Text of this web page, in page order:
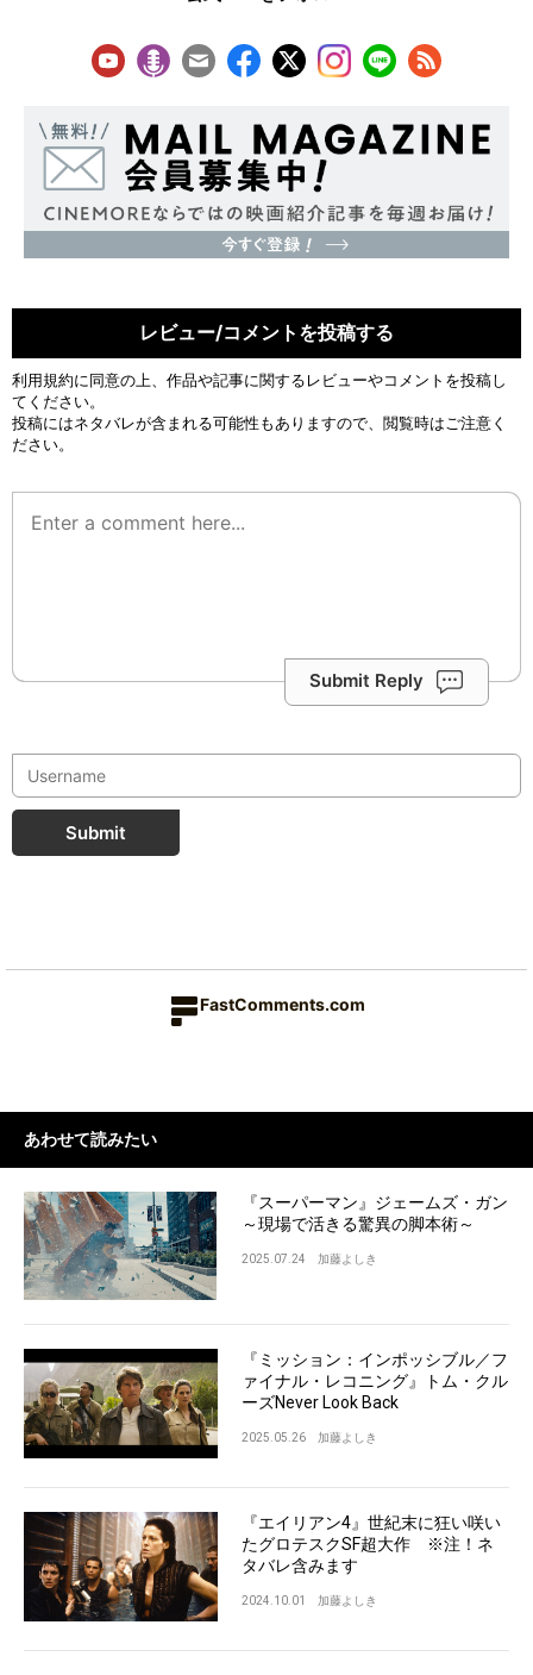
レビュー/コメントを投稿する
利用規約に同意の上、作品や記事に関するレビューやコメントを投稿し
てください。
投稿にはネタバレが含まれる可能性もありますので、閲覧時はご注意く
ださい。
Submit Reply
Submit
FastComments.com
あわせて読みたい
『スーパーマン』ジェームズ・ガン
～現場で活きる驚異の脚本術～
2025.07.24 加藤よしき
『ミッション：インポッシブル／フ
ァイナル・レコニング』トム・クル
ーズNever Look Back
2025.05.26 加藤よしき
『エイリアン4』世紀末に狂い咲い
たグロテスクSF超大作 ※注！ネ
タバレ含みます
2024.10.01 加藤よしき